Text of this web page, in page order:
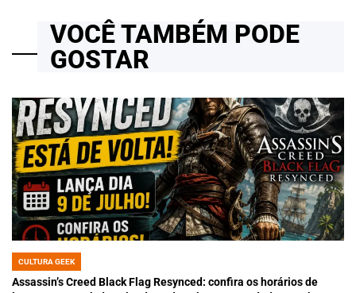
VOCÊ TAMBÉM PODE
GOSTAR
POSTED
IN
CULTURA GEEK
Assassin’s Creed Black Flag Resynced: confira os horários de